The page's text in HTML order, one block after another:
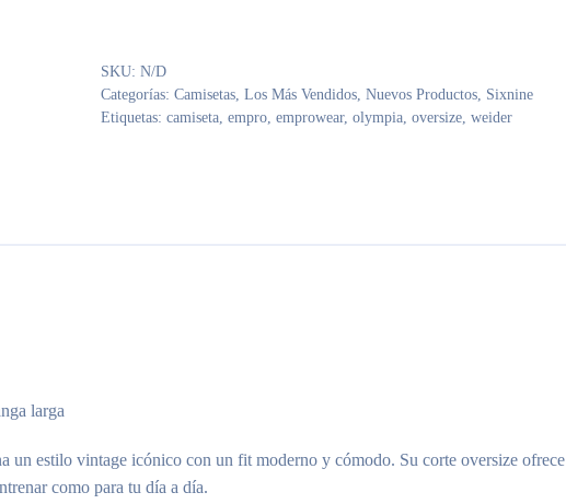
SKU: N/D
Categorías: Camisetas, Los Más Vendidos, Nuevos Productos, Sixnine
Etiquetas: camiseta, empro, emprowear, olympia, oversize, weider
larga
un estilo vintage icónico con un fit moderno y cómodo. Su corte oversize ofrece
como para tu día a día.